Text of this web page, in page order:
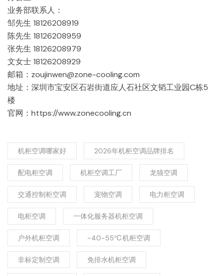
业务部联系人：
邹先生 18126208919
陈先生 18126208959
张先生 18126208979
文女士 18126208929
邮箱：zoujinwen@zone-cooling.com
地址：深圳市宝安区石岩街道应人石社区文韬工业园C栋5
楼
官网：https://www.zonecooling.cn
机柜空调哪家好 2026年机柜空调品牌排名
配电柜空调 机柜空调工厂 龙猫空调
交通控制柜空调 宠物空调 电力柜空调
电柜空调 一体化服务器机柜空调
户外机柜空调 -40~55℃机柜空调
非标定制空调 免排水机柜空调